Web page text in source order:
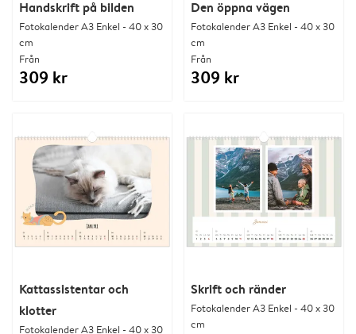
Handskrift på bilden
Fotokalender A3 Enkel - 40 x 30
cm
Från
309 kr
Den öppna vägen
Fotokalender A3 Enkel - 40 x 30
cm
Från
309 kr
Kattassistentar och
klotter
Fotokalender A3 Enkel - 40 x 30
Skrift och ränder
Fotokalender A3 Enkel - 40 x 30
cm